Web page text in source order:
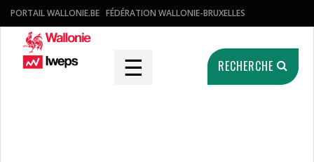
PORTAIL WALLONIE.BE FÉDÉRATION WALLONIE-BRUXELLES
☰ RECHERCHE